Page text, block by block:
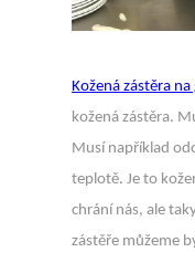
Kožená zástěra
kožená zástěra.
Musí například
teplotě. Je to
chrání nás, ale
zástěře můžeme